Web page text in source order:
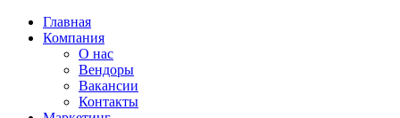
Главная
Компания
О нас
Вендоры
Вакансии
Контакты